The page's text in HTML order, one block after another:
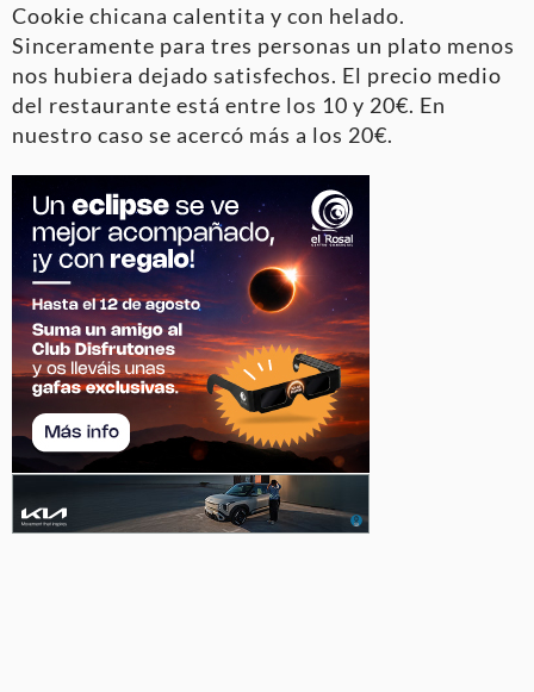
Cookie chicana calentita y con helado.
Sinceramente para tres personas un plato menos
nos hubiera dejado satisfechos. El precio medio
del restaurante está entre los 10 y 20€. En
nuestro caso se acercó más a los 20€.